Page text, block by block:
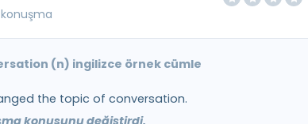
(n) ingilizce örnek cümle
the topic of conversation.
konusunu değiştirdi.